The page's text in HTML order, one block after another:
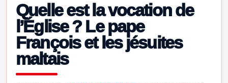
Quelle est la vocation de
l’Église ? Le pape
François et les jésuites
maltais